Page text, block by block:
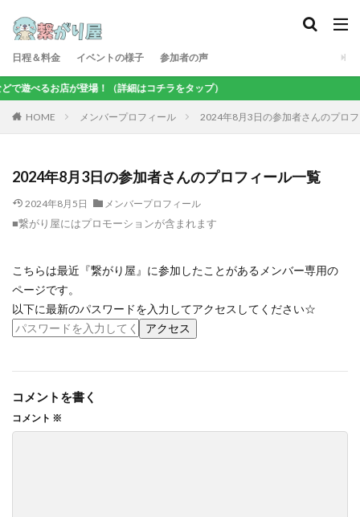
日程＆料金 イベントの様子 参加者の声
べるお店が登場！（詳細はコチラをタップ）
HOME メンバープロフィール 2024年8月3日の参加者さんのプロ
2024年8月3日の参加者さんのプロフィール一覧
2024年8月5日 メンバープロフィール
■繋がり屋にはプロモーションが含まれます
こちらは最近『繋がり屋』に参加したことがあるメンバー専用の
ページです。
以下に最新のパスワードを入力してアクセスしてください☆
コメントを書く
コメント ※